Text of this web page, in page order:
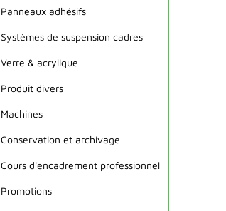
Panneaux adhésifs
Systèmes de suspension cadres
Verre & acrylique
Produit divers
Machines
Conservation et archivage
Cours d'encadrement professionnel
Promotions